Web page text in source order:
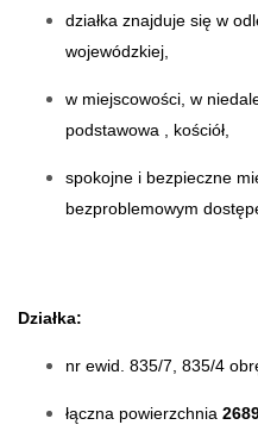
działka znajduje się w
wojewódzkiej,
w miejscowości, w
podstawowa , kościół,
spokojne i bezpieczne
bezproblemowym
Działka:
nr ewid. 835/7, 835/4
łączna powierzchnia